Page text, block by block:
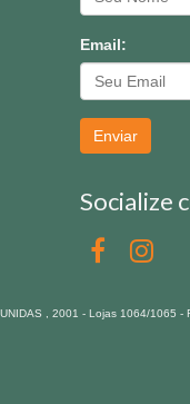
Email:
Enviar
Socialize
, 2001 - Lojas 1064/1065 -